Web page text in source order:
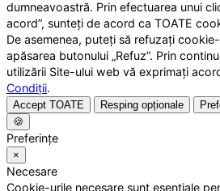
dumneavoastră. Prin efectuarea unui
acord”, sunteți de acord ca TOATE
De asemenea, puteți să refuzați
apăsarea butonului „Refuz”. Prin
utilizării Site-ului web vă exprimați
Condiții.
Accept TOATE Resping opționale
🍪
Preferințe
×
Necesare
Cookie-urile necesare sunt esențiale